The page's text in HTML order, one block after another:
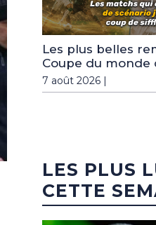
Les plus belles
Coupe du monde
7 août 2026 |
LES PLUS
CETTE